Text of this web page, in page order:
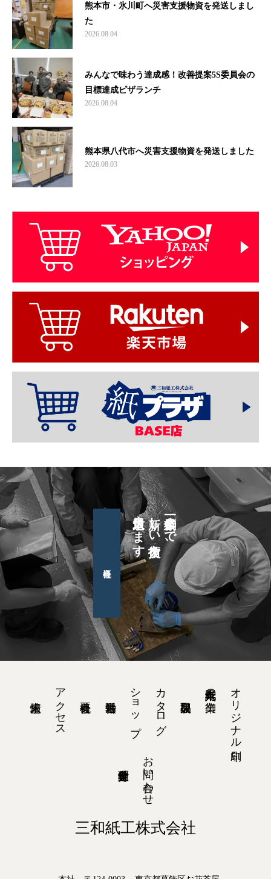
熊本市・氷川町へ災害支援物資を発送しまし
た
2026.08.04
みんなで味わう達成感！改善提案5S委員会の
目標達成ピザランチ
2026.08.04
熊本県八代市へ災害支援物資を発送しました
2026.08.03
創業一〇〇年まで、
新しい技術を
日々追求します
オリジナル印刷
紙工六十九年の御業
カタログ
ショップ
アクセス
お問い合わせ
三和紙工株式会社